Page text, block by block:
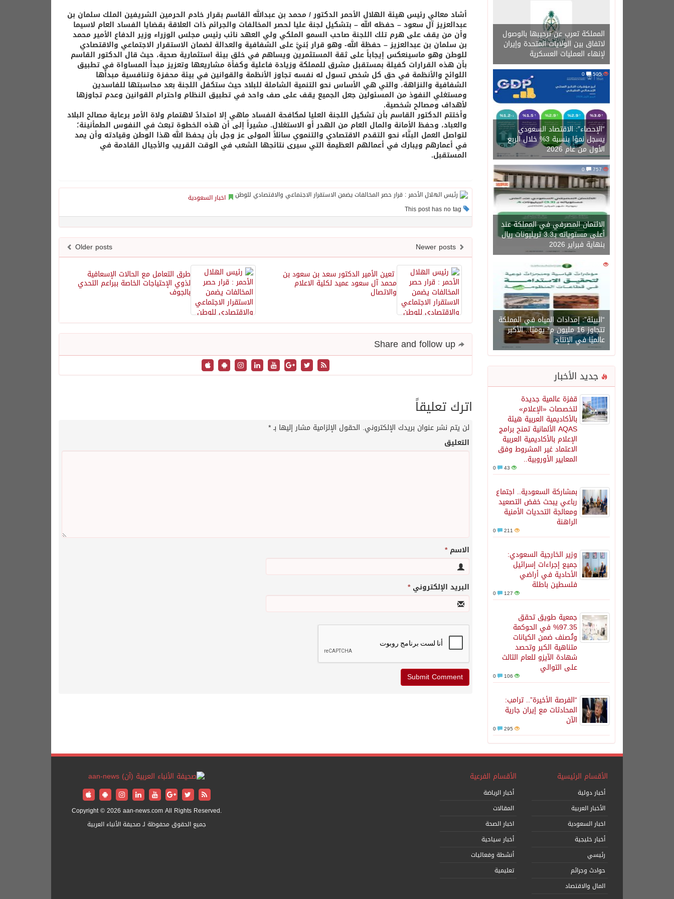
المملكة تعرب عن ترحيبها بالوصول
لاتفاق بين الولايات المتحدة وإيران
لإنهاء العمليات العسكرية
505
“الإحصاء”: الاقتصاد السعودي
يسجل نموًا بنسبة 3% خلال الربع
الأول من عام 2026
757
0
الائتمان المصرفي في المملكة عند
أعلى مستوياته بـ3.3 تريليونات ريال
بنهاية فبراير 2026
1450
“البيئة”: إمدادات المياه في المملكة
تتجاوز 16 مليون م³ يوميًا.. الأكبر
عالميًا في الإنتاج
جديد الأخبار
قفزة عالمية جديدة
لتخصصات «الإعلام»
بالأكاديمية العربية هيئة
AQAS الألمانية تمنح برامج
الإعلام بالأكاديمية العربية
الاعتماد غير المشروط وفق
المعايير الأوروبية..
43
بمشاركة السعودية.. اجتماع
رباعي يبحث خفض التصعيد
ومعالجة التحديات الأمنية
الراهنة
211
وزير الخارجية السعودي:
جميع إجراءات إسرائيل
الأحادية في أراضي
فلسطين باطلة
127
جمعية طويق تحقق
97.35% في الحوكمة
وتُصنف ضمن الكيانات
متناهية الكبر وتحصد
شهادة الآيزو للعام الثالث
على التوالي
106
“الفرصة الأخيرة”.. ترامب:
المحادثات مع إيران جارية
الآن
295
أشاد معالي رئيس هيئة الهلال الأحمر الدكتور / محمد بن عبدالله القاسم بقرار خادم الحرمين الشريفين الملك سلمان بن
عبدالعزيز آل سعود – حفظه الله – بتشكيل لجنة عليا لحصر المخالفات والجرائم ذات العلاقة بقضايا الفساد العام لاسيما
وأن من يقف على هرم تلك اللجنة صاحب السمو الملكي ولي العهد نائب رئيس مجلس الوزراء وزير الدفاع الأمير محمد
بن سلمان بن عبدالعزيز – حفظة الله- وهو قرار بُنيَّ على الشفافية والعدالة لضمان الاستقرار الاجتماعي والاقتصادي
للوطن وهو ماسينعكس إيجاباً على ثقة المستثمرين ويساهم في خلق بيئة استثمارية صحية، حيث قال الدكتور القاسم
بأن هذه القرارات كفيلة بمستقبل مشرق للمملكة وزيادة فاعلية وكفأة مشاريعها وتعزيز مبدأ المساواة في تطبيق
اللوائح والأنظمة في حق كل شخص تسول له نفسه تجاوز الأنظمة والقوانين في بيئة محفزة وتنافسية مبدأها
الشفافية والنزاهة، والتي هي الأساس نحو التنمية الشاملة للبلاد حيث ستكفل اللجنة بعد محاسبتها للفاسدين
ومستغلي النفوذ من المسئولين جعل الجميع يقف على صف واحد في تطبيق النظام واحترام القوانين وعدم تجاوزها
لأهداف ومصالح شخصية.
وأختتم الدكتور القاسم بأن تشكيل اللجنة العليا لمكافحة الفساد ماهي إلا امتدادٌ لاهتمام ولاة الأمر برعاية مصالح البلاد
والعباد، وحفظ الأمانة والمال العام من الهدر أو الاستغلال. مشيراً إلى أن هذه الخطوة تبعث في النفوس الطمأنينة؛
لتواصل العمل البنَّاء نحو التقدم الاقتصادي والتنموي سائلاً المولى عز وجل بأن يحفظ الله هذا الوطن وقيادته وأن يمد
في أعمارهم ويبارك في أعمالهم العظيمة التي سيرى نتائجها الشعب في الوقت القريب والأجيال القادمة في
المستقبل.
اخبار السعودية
Older posts
طرق التعامل مع الحالات الإسعافية
لذوي الإحتياجات الخاصة ببراعم التحدي
بالجوف
تعين الأمير الدكتور سعد بن سعود بن
محمد آل سعود عميد لكلية الاعلام
والاتصال
اترك تعليقاً
لن يتم نشر عنوان بريدك الإلكتروني. الحقول الإلزامية مشار إليها بـ*
التعليق
الاسم*
البريد الإلكتروني*
الأقسام الرئيسية
أخبار دولية
الأخبار العربية
اخبار السعودية
أخبار خليجية
رئيسي
حوادث وجرائم
المال والاقتصاد
الأقسام الفرعية
أخبار الرياضة
المقالات
اخبار الصحة
أخبار سياحية
أنشطة وفعاليات
تعليمية
Copyright © 2026 aan-news.com All Rights Reserved.
جميع الحقوق محفوظة لـ صحيفة الأنباء العربية